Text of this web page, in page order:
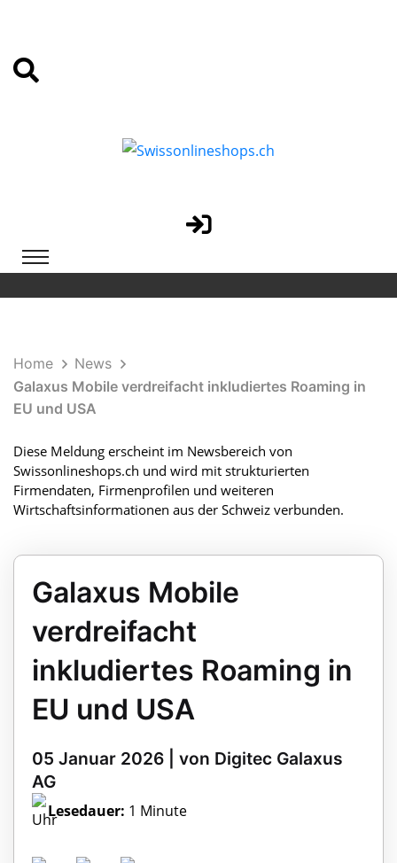
Home
News
Galaxus Mobile verdreifacht inkludiertes Roaming in
EU und USA
Diese Meldung erscheint im Newsbereich von
Swissonlineshops.ch und wird mit strukturierten
Firmendaten, Firmenprofilen und weiteren
Wirtschaftsinformationen aus der Schweiz verbunden.
Galaxus Mobile
verdreifacht
inkludiertes Roaming in
EU und USA
05 Januar 2026 | von Digitec Galaxus
AG
Lesedauer: 1 Minute